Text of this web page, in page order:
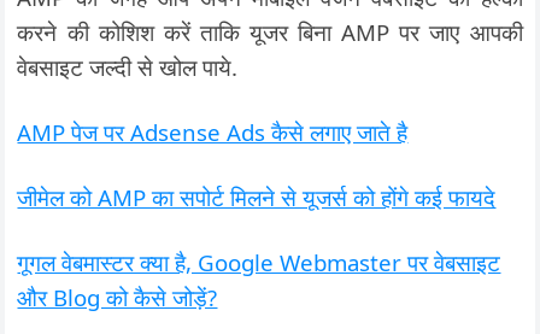
करने की कोशिश करें ताकि यूजर बिना AMP पर जाए आपकी
वेबसाइट जल्दी से खोल पाये.
AMP पेज पर Adsense Ads कैसे लगाए जाते है
जीमेल को AMP का सपोर्ट मिलने से यूजर्स को होंगे कई फायदे
गूगल वेबमास्टर क्या है, Google Webmaster पर वेबसाइट
और Blog को कैसे जोड़ें?